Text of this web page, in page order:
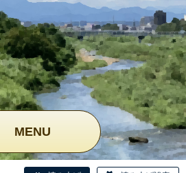
MENU